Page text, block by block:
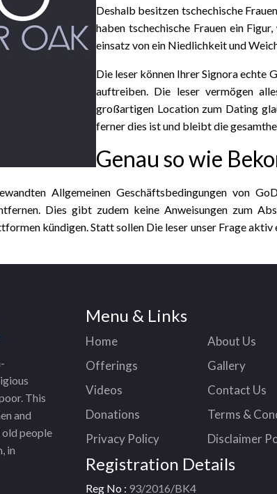
Deshalb besitzen tschechische
haben tschechische Frauen ein
einsatz von ein Niedlichkeit und
Die leser können Ihrer Signora echte
auftreiben. Die leser vermögen
großartigen Location zum Dating
ferner dies ist und bleibt die
Genau so wie
Allgemeinen Geschäftsbedingungen von
Dies gibt zudem keine Anweisungen zum
kündigen. Statt sollen Die leser unser Frage
This
and
people
in
Menu & Links
Home
About Us
Offerings
Gallery
Videos
Contact Us
Donations
Terms &
Privacy Policy
Disclaimer
Registration Details
Reg No : 93/2016/BK4